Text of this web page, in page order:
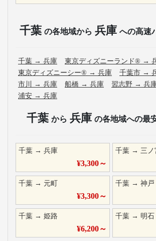
千葉 の各地域から 兵庫 への高速
千葉 → 兵庫 東京ディズニーランド® →
東京ディズニーシー® → 兵庫 千葉市 →
市川
→ 兵庫 船橋 → 兵庫 習志野 → 兵
浦安 → 兵庫
千葉 から 兵庫 の各地域への最
千葉 → 兵庫
¥3,300～
千葉 →三ノ
千葉 → 元町
¥3,300～
千葉 →神戸
千葉 → 姫路
¥6,200～
千葉 → 明石